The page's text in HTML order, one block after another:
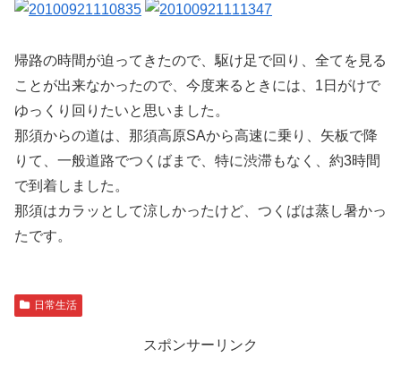
帰路の時間が迫ってきたので、駆け足で回り、全てを見る
ことが出来なかったので、今度来るときには、1日がけで
ゆっくり回りたいと思いました。
那須からの道は、那須高原SAから高速に乗り、矢板で降
りて、一般道路でつくばまで、特に渋滞もなく、約3時間
で到着しました。
那須はカラッとして涼しかったけど、つくばは蒸し暑かっ
たです。
日常生活
スポンサーリンク